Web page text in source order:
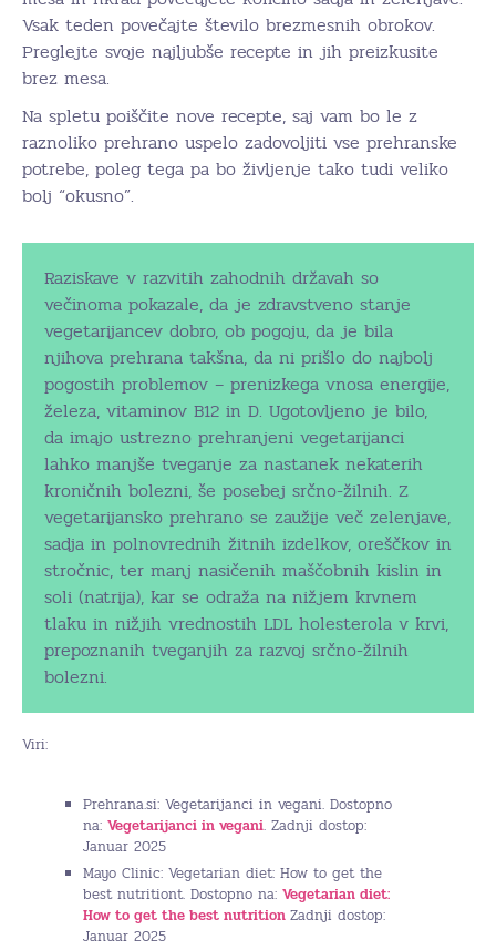
Vsak teden povečajte število brezmesnih obrokov.
Preglejte svoje najljubše recepte in jih preizkusite
brez mesa.
Na spletu poiščite nove recepte, saj vam bo le z
raznoliko prehrano uspelo zadovoljiti vse prehranske
potrebe, poleg tega pa bo življenje tako tudi veliko
bolj “okusno”.
Raziskave v razvitih zahodnih državah so
večinoma pokazale, da je zdravstveno stanje
vegetarijancev dobro, ob pogoju, da je bila
njihova prehrana takšna, da ni prišlo do najbolj
pogostih problemov – prenizkega vnosa energije,
železa, vitaminov B12 in D. Ugotovljeno je bilo,
da imajo ustrezno prehranjeni vegetarijanci
lahko manjše tveganje za nastanek nekaterih
kroničnih bolezni, še posebej srčno-žilnih. Z
vegetarijansko prehrano se zaužije več zelenjave,
sadja in polnovrednih žitnih izdelkov, oreščkov in
stročnic, ter manj nasičenih maščobnih kislin in
soli (natrija), kar se odraža na nižjem krvnem
tlaku in nižjih vrednostih LDL holesterola v krvi,
prepoznanih tveganjih za razvoj srčno-žilnih
bolezni.
Viri:
Prehrana.si: Vegetarijanci in vegani. Dostopno
na: Vegetarijanci in vegani. Zadnji dostop:
Januar 2025
Mayo Clinic: Vegetarian diet: How to get the
best nutritiont. Dostopno na: Vegetarian diet:
How to get the best nutrition Zadnji dostop:
Januar 2025